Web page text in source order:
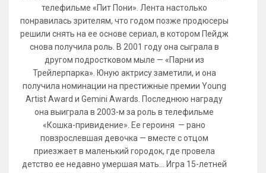
телефильме «Пит Пони». Лента настолько
понравилась зрителям, что годом позже продюсеры
решили снять на ее основе сериал, в котором Пейдж
снова получила роль. В 2001 году она сыграла в
другом подростковом мыле — «Парни из
Трейлерпарка». Юную актрису заметили, и она
получила номинации на престижные премии Young
Artist Award и Gemini Awards. Последнюю награду
она выиграла в 2003-м за роль в телефильме
«Кошка-привидение». Ее героиня — рано
повзрослевшая девочка — вместе с отцом
приезжает в маленький городок, где провела
детство ее недавно умершая мать... Игра 15-летней